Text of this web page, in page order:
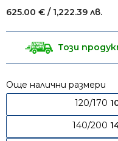
625.00 € / 1,222.39 лв.
Този
Още налични размери
120/170
140/200